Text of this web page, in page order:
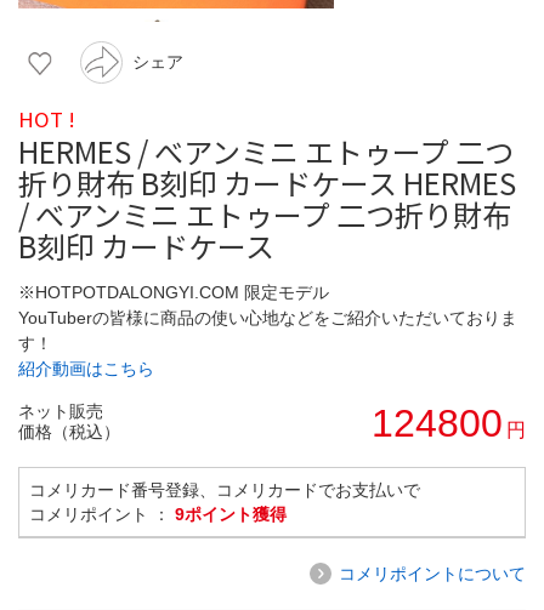
シェア
HOT !
HERMES / べアンミニ エトゥープ 二つ
折り財布 B刻印 カードケース HERMES
/ べアンミニ エトゥープ 二つ折り財布
B刻印 カードケース
※HOTPOTDALONGYI.COM 限定モデル
YouTuberの皆様に商品の使い心地などをご紹介いただいておりま
す！
紹介動画はこちら
ネット販売
価格（税込）
124800 円
コメリカード番号登録、コメリカードでお支払いで
コメリポイント ： 9ポイント獲得
コメリポイントについて